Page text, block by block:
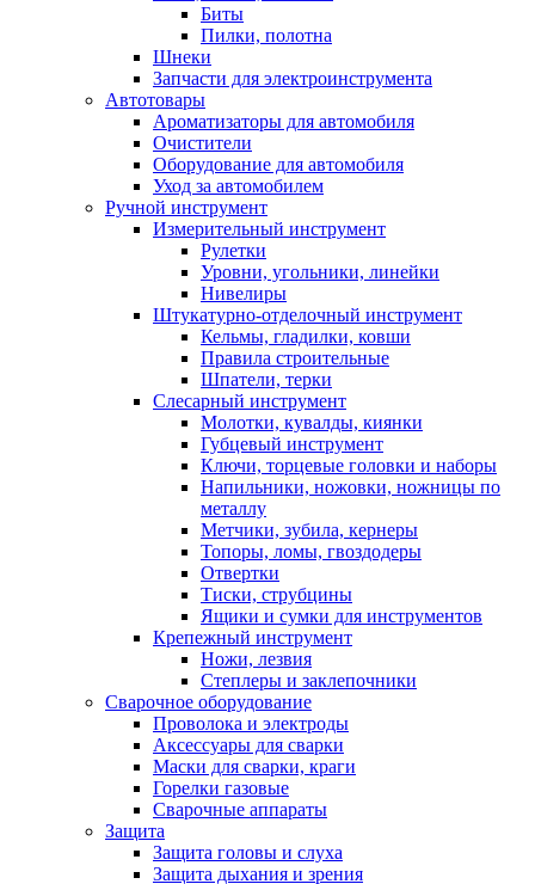
Биты
Пилки, полотна
Шнеки
Запчасти для электроинструмента
Автотовары
Ароматизаторы для автомобиля
Очистители
Оборудование для автомобиля
Уход за автомобилем
Ручной инструмент
Измерительный инструмент
Рулетки
Уровни, угольники, линейки
Нивелиры
Штукатурно-отделочный инструмент
Кельмы, гладилки, ковши
Правила строительные
Шпатели, терки
Слесарный инструмент
Молотки, кувалды, киянки
Губцевый инструмент
Ключи, торцевые головки и наборы
Напильники, ножовки, ножницы по
металлу
Метчики, зубила, кернеры
Топоры, ломы, гвоздодеры
Отвертки
Тиски, струбцины
Ящики и сумки для инструментов
Крепежный инструмент
Ножи, лезвия
Степлеры и заклепочники
Сварочное оборудование
Проволока и электроды
Аксессуары для сварки
Маски для сварки, краги
Горелки газовые
Сварочные аппараты
Защита
Защита головы и слуха
Защита дыхания и зрения